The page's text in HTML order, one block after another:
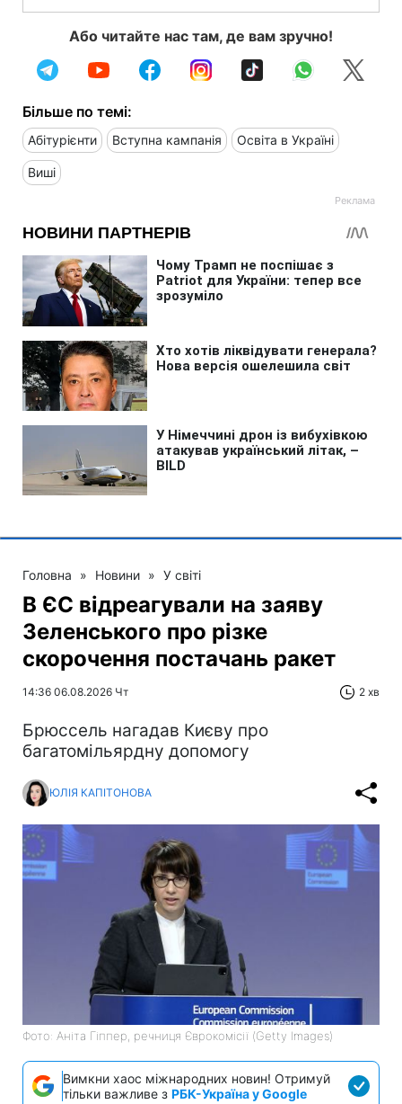
Або читайте нас там, де вам зручно!
Більше по темі:
Абітурієнти Вступна кампанія Освіта в Україні
Виші
Головна » Новини » У світі
В ЄС відреагували на заяву
Зеленського про різке
скорочення постачань ракет
14:36 06.08.2026 Чт 2 хв
Брюссель нагадав Києву про
багатомільярдну допомогу
ЮЛІЯ КАПІТОНОВА
Фото: Аніта Гіппер, речниця Єврокомісії (Getty Images)
Вимкни хаос міжнародних новин! Отримуй
тільки важливе з РБК-Україна у Google